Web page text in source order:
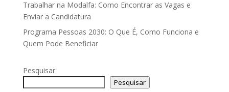
Trabalhar na Modalfa: Como Encontrar as Vagas e
Enviar a Candidatura
Programa Pessoas 2030: O Que É, Como Funciona e
Quem Pode Beneficiar
Pesquisar
Pesquisar